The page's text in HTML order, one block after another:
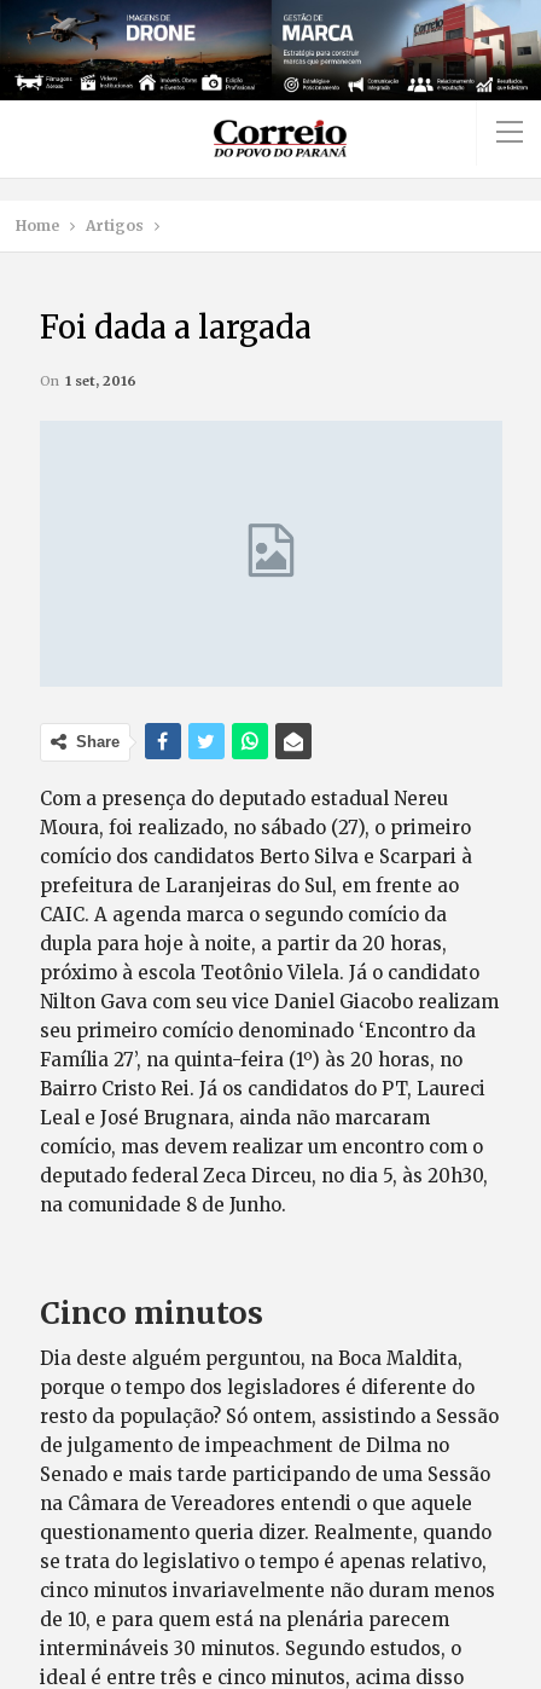
Home Artigos
Foi dada a largada
On 1 set, 2016
Share
Com a presença do deputado estadual Nereu
Moura, foi realizado, no sábado (27), o primeiro
comício dos candidatos Berto Silva e Scarpari à
prefeitura de Laranjeiras do Sul, em frente ao
CAIC. A agenda marca o segundo comício da
dupla para hoje à noite, a partir da 20 horas,
próximo à escola Teotônio Vilela. Já o candidato
Nilton Gava com seu vice Daniel Giacobo realizam
seu primeiro comício denominado ‘Encontro da
Família 27’, na quinta-feira (1º) às 20 horas, no
Bairro Cristo Rei. Já os candidatos do PT, Laureci
Leal e José Brugnara, ainda não marcaram
comício, mas devem realizar um encontro com o
deputado federal Zeca Dirceu, no dia 5, às 20h30,
na comunidade 8 de Junho.
Cinco minutos
Dia deste alguém perguntou, na Boca Maldita,
porque o tempo dos legisladores é diferente do
resto da população? Só ontem, assistindo a Sessão
de julgamento de impeachment de Dilma no
Senado e mais tarde participando de uma Sessão
na Câmara de Vereadores entendi o que aquele
questionamento queria dizer. Realmente, quando
se trata do legislativo o tempo é apenas relativo,
cinco minutos invariavelmente não duram menos
de 10, e para quem está na plenária parecem
intermináveis 30 minutos. Segundo estudos, o
ideal é entre três e cinco minutos, acima disso